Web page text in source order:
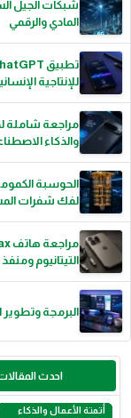
المادي والرقمي
للإنتاجية
والذكاء
لفك شفرات
التيتانيوم ومنفذ Type-C؟
البرمجة
احدث
أتمتة الأعمال والذكاء